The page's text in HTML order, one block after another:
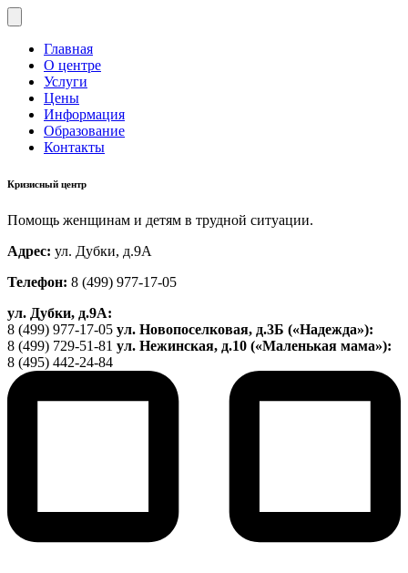
Главная
О центре
Услуги
Цены
Информация
Образование
Контакты
Кризисный центр
Помощь женщинам и детям в трудной ситуации.
Адрес: ул. Дубки, д.9А
Телефон: 8 (499) 977-17-05
ул. Дубки, д.9А:
8 (499) 977-17-05 ул. Новопоселковая, д.3Б («Надежда»):
8 (499) 729-51-81 ул. Нежинская, д.10 («Маленькая мама»):
8 (495) 442-24-84